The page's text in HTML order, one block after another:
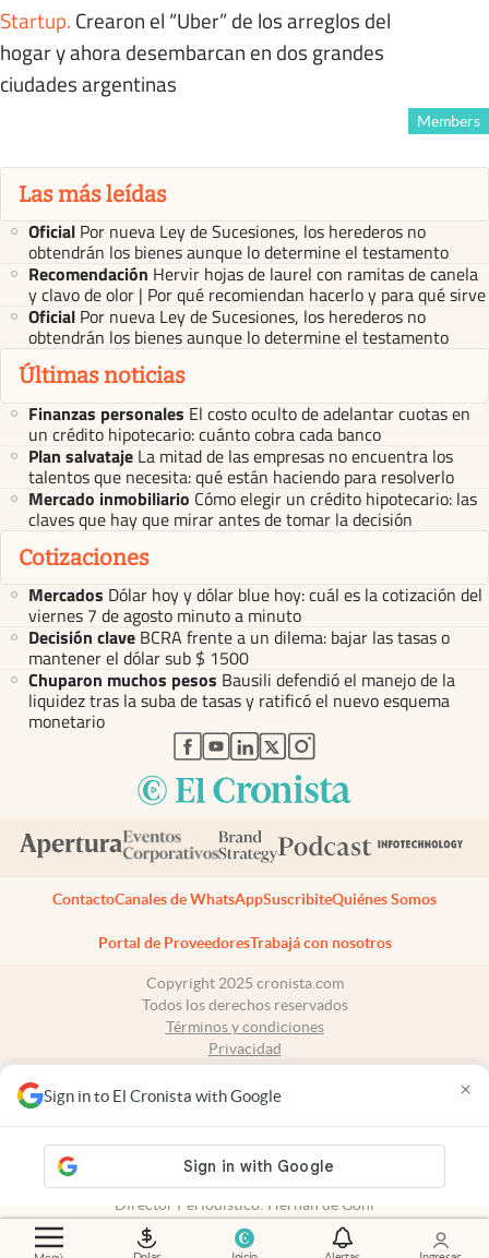
Sign in to El Cronista with Google ×
Startup. Crearon el “Uber” de los arreglos del
hogar y ahora desembarcan en dos grandes
ciudades argentinas
Members
Las más leídas
Oficial Por nueva Ley de Sucesiones, los herederos no
obtendrán los bienes aunque lo determine el testamento
Recomendación Hervir hojas de laurel con ramitas de canela
y clavo de olor | Por qué recomiendan hacerlo y para qué sirve
Oficial Por nueva Ley de Sucesiones, los herederos no
obtendrán los bienes aunque lo determine el testamento
Últimas noticias
Finanzas personales El costo oculto de adelantar cuotas en
un crédito hipotecario: cuánto cobra cada banco
Plan salvataje La mitad de las empresas no encuentra los
talentos que necesita: qué están haciendo para resolverlo
Mercado inmobiliario Cómo elegir un crédito hipotecario: las
claves que hay que mirar antes de tomar la decisión
Cotizaciones
Mercados Dólar hoy y dólar blue hoy: cuál es la cotización del
viernes 7 de agosto minuto a minuto
Decisión clave BCRA frente a un dilema: bajar las tasas o
mantener el dólar sub $ 1500
Chuparon muchos pesos Bausili defendió el manejo de la
liquidez tras la suba de tasas y ratificó el nuevo esquema
monetario
abre en nueva pestaña
abre en nueva pestaña
abre en nueva pestaña
abre en nueva pestaña
abre en nueva pestaña
ContactoCanales de WhatsAppSuscribiteQuiénes Somos
Portal de ProveedoresTrabajá con nosotros
Copyright 2025 cronista.com
Todos los derechos reservados
Términos y condiciones
Privacidad
Tel: +54 11 7078-3270
propiedad intelectual: 56576959
Director Periodístico: Hernán de Goñi